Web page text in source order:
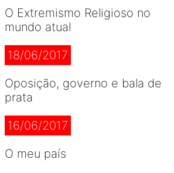
O Extremismo Religioso no
mundo atual
18/06/2017
Oposição, governo e bala de
prata
16/06/2017
O meu país